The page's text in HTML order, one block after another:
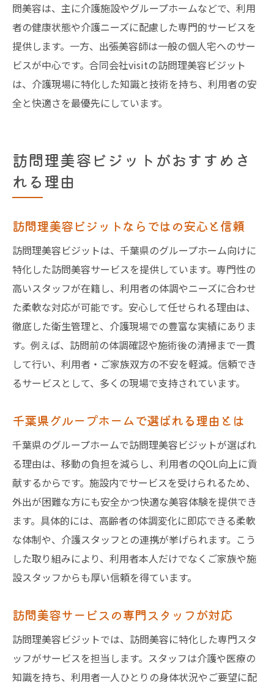
問美容は、主に介護施設やグループホームなどで、利用
者の健康状態や介護ニーズに配慮した専門的サービスを
提供します。一方、出張美容師は一般の個人宅へのサー
ビスが中心です。合同会社visitの訪問理美容ビジット
は、介護現場に特化した知識と技術を持ち、利用者の安
全と快適さを最優先にしています。
訪問理美容ビジットがおすすめさ
れる理由
訪問理美容ビジットならではの安心と信頼
訪問理美容ビジットは、千葉県のグループホーム向けに
特化した訪問美容サービスを提供しています。専門性の
高いスタッフが在籍し、利用者の体調やニーズに合わせ
た柔軟な対応が可能です。安心して任せられる理由は、
徹底した衛生管理と、介護現場での豊富な実績にありま
す。例えば、訪問前の体調確認や施術後の清掃まで一貫
して行い、利用者・ご家族双方の不安を軽減。信頼でき
るサービスとして、多くの現場で支持されています。
千葉県グループホームで選ばれる理由とは
千葉県のグループホームで訪問理美容ビジットが選ばれ
る理由は、移動の負担を減らし、利用者のQOL向上に貢
献するからです。施設内でサービスを受けられるため、
外出が困難な方にも安全かつ快適な美容体験を提供でき
ます。具体的には、高齢者の体調変化に即応できる柔軟
な体制や、介護スタッフとの連携が挙げられます。こう
した取り組みにより、利用者本人だけでなくご家族や施
設スタッフからも厚い信頼を得ています。
訪問美容サービスの専門スタッフが対応
訪問理美容ビジットでは、訪問美容に特化した専門スタ
ッフがサービスを担当します。スタッフは介護や医療の
知識を持ち、利用者一人ひとりの身体状況やご要望に配